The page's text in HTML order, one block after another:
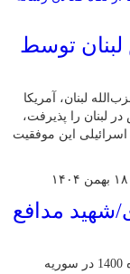
توسط
لبنان، آمریکا
لبنان را پذیرفت،
این موفقیت
۱۸ بهمن ۱۴۰۴
شهید مدافع
به دلیل شدت عارضه شیمیایی در روز 10 شهریور ماه 1400 در سوریه